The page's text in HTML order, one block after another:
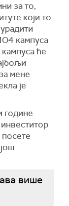
за то,
који то
кампуса
ће
мене
је
године
више